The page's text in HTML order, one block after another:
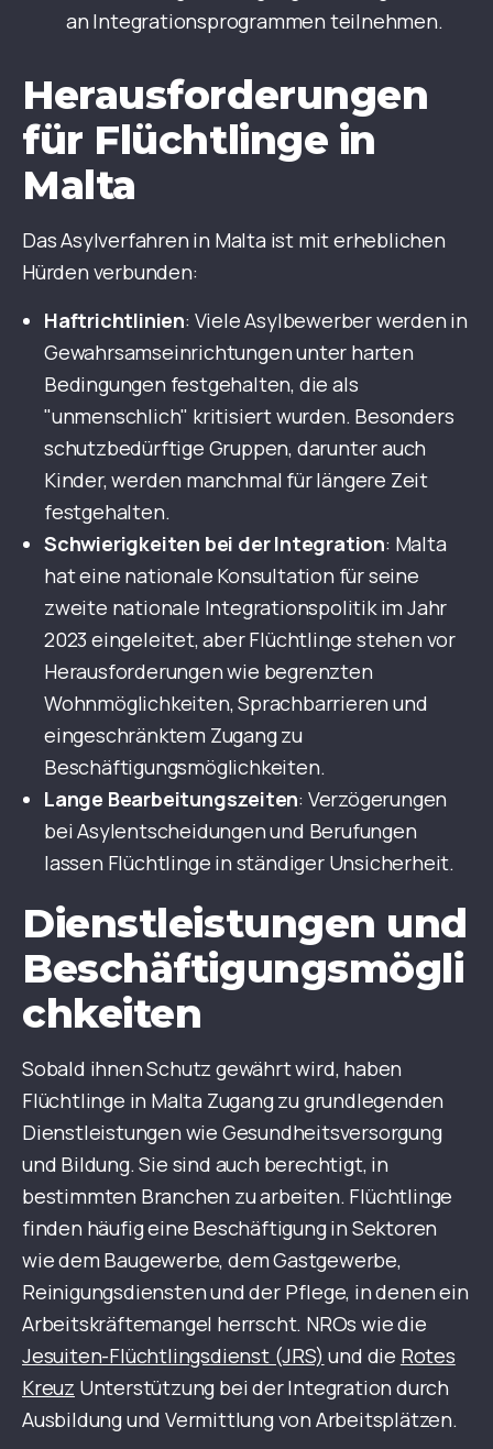
an Integrationsprogrammen teilnehmen.
Herausforderungen
für Flüchtlinge in
Malta
Das Asylverfahren in Malta ist mit erheblichen
Hürden verbunden:
Haftrichtlinien: Viele Asylbewerber werden in
Gewahrsamseinrichtungen unter harten
Bedingungen festgehalten, die als
"unmenschlich" kritisiert wurden. Besonders
schutzbedürftige Gruppen, darunter auch
Kinder, werden manchmal für längere Zeit
festgehalten.
Schwierigkeiten bei der Integration: Malta
hat eine nationale Konsultation für seine
zweite nationale Integrationspolitik im Jahr
2023 eingeleitet, aber Flüchtlinge stehen vor
Herausforderungen wie begrenzten
Wohnmöglichkeiten, Sprachbarrieren und
eingeschränktem Zugang zu
Beschäftigungsmöglichkeiten.
Lange Bearbeitungszeiten: Verzögerungen
bei Asylentscheidungen und Berufungen
lassen Flüchtlinge in ständiger Unsicherheit.
Dienstleistungen und
Beschäftigungsmögli
chkeiten
Sobald ihnen Schutz gewährt wird, haben
Flüchtlinge in Malta Zugang zu grundlegenden
Dienstleistungen wie Gesundheitsversorgung
und Bildung. Sie sind auch berechtigt, in
bestimmten Branchen zu arbeiten. Flüchtlinge
finden häufig eine Beschäftigung in Sektoren
wie dem Baugewerbe, dem Gastgewerbe,
Reinigungsdiensten und der Pflege, in denen ein
Arbeitskräftemangel herrscht. NROs wie die
Jesuiten-Flüchtlingsdienst (JRS) und die Rotes
Kreuz Unterstützung bei der Integration durch
Ausbildung und Vermittlung von Arbeitsplätzen.